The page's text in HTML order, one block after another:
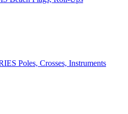
Poles, Crosses, Instruments